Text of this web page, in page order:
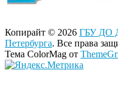
Копирайт © 2026 ГБУ ДО
Петербурга. Все права
Тема ColorMag от